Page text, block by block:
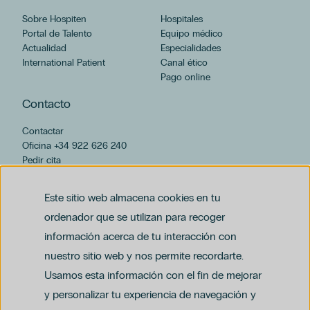
Este sitio web almacena cookies en tu
ordenador que se utilizan para recoger
información acerca de tu interacción con
nuestro sitio web y nos permite recordarte.
Usamos esta información con el fin de mejorar
y personalizar tu experiencia de navegación y
Sobre Hospiten
Portal de Talento
Actualidad
International Patient
Hospitales
Equipo médico
Especialidades
Canal ético
Pago online
Contacto
Contactar
Oficina +34 922 626 240
Pedir cita